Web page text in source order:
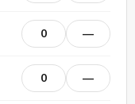
0 —
0 —